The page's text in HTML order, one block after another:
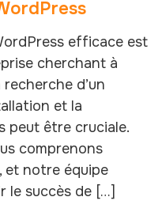
efficace est
cherchant à
d’un
et la
peut être cruciale.
comprenons
et notre équipe
le succès de […]